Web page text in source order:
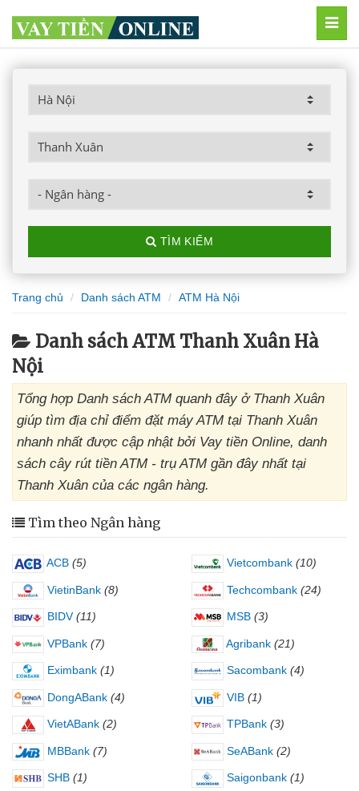
TÌM KIẾM
Trang chủ Danh sách ATM ATM Hà Nội
Danh sách ATM Thanh Xuân Hà
Nội
Tổng hợp Danh sách ATM quanh đây ở Thanh Xuân
giúp tìm địa chỉ điểm đặt máy ATM tại Thanh Xuân
nhanh nhất được cập nhật bởi Vay tiền Online, danh
sách cây rút tiền ATM - trụ ATM gần đây nhất tại
Thanh Xuân của các ngân hàng.
Tìm theo Ngân hàng
ACB (5) Vietcombank (10)
VietinBank (8) Techcombank (24)
BIDV (11) MSB (3)
VPBank (7) Agribank (21)
Eximbank (1) Sacombank (4)
DongABank (4) VIB (1)
VietABank (2) TPBank (3)
MBBank (7) SeABank (2)
SHB (1) Saigonbank (1)